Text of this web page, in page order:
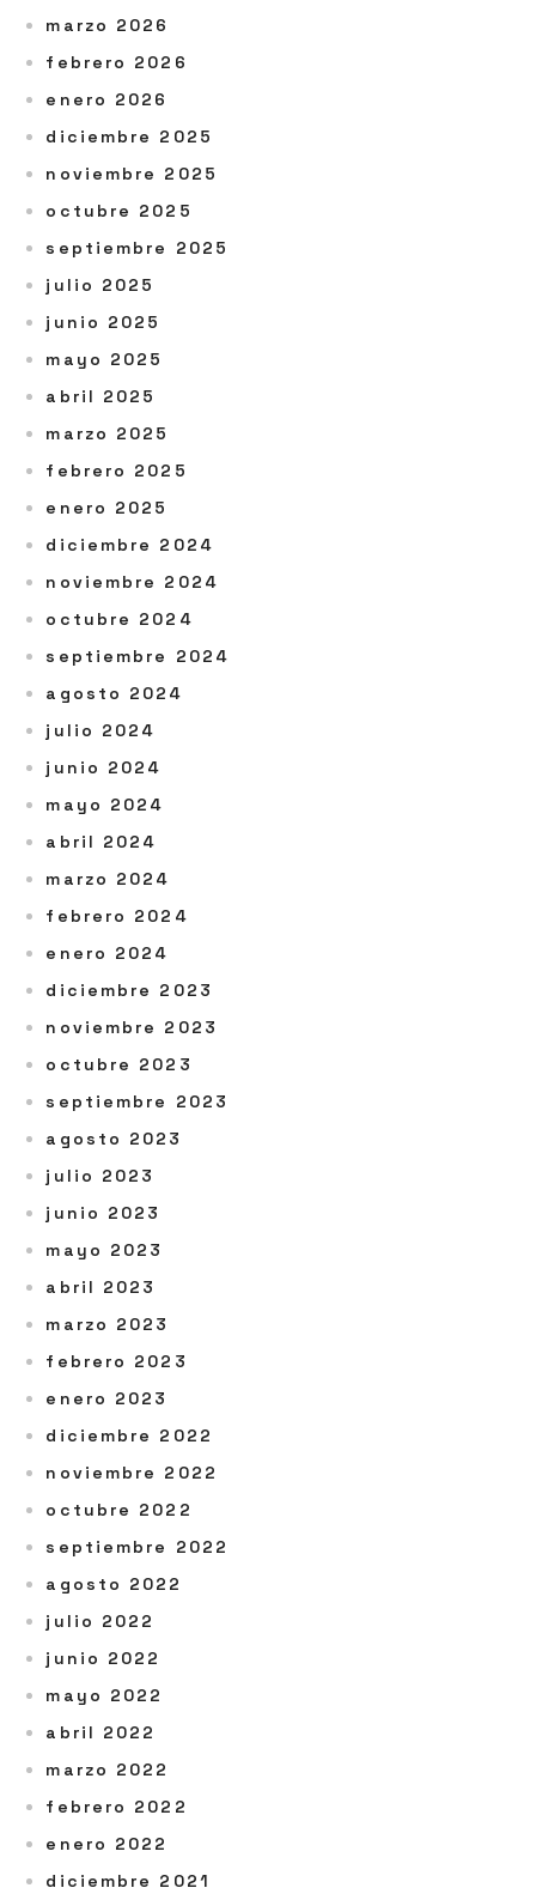
marzo 2026
febrero 2026
enero 2026
diciembre 2025
noviembre 2025
octubre 2025
septiembre 2025
julio 2025
junio 2025
mayo 2025
abril 2025
marzo 2025
febrero 2025
enero 2025
diciembre 2024
noviembre 2024
octubre 2024
septiembre 2024
agosto 2024
julio 2024
junio 2024
mayo 2024
abril 2024
marzo 2024
febrero 2024
enero 2024
diciembre 2023
noviembre 2023
octubre 2023
septiembre 2023
agosto 2023
julio 2023
junio 2023
mayo 2023
abril 2023
marzo 2023
febrero 2023
enero 2023
diciembre 2022
noviembre 2022
octubre 2022
septiembre 2022
agosto 2022
julio 2022
junio 2022
mayo 2022
abril 2022
marzo 2022
febrero 2022
enero 2022
diciembre 2021